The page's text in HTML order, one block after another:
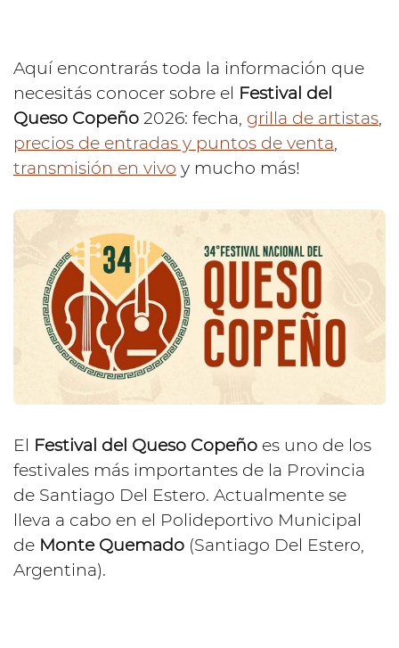
Aquí encontrarás toda la información que
necesitás conocer sobre el Festival del
Queso Copeño 2026: fecha, grilla de artistas,
precios de entradas y puntos de venta,
transmisión en vivo y mucho más!
El Festival del Queso Copeño es uno de los
festivales más importantes de la Provincia
de Santiago Del Estero. Actualmente se
lleva a cabo en el Polideportivo Municipal
de Monte Quemado (Santiago Del Estero,
Argentina).